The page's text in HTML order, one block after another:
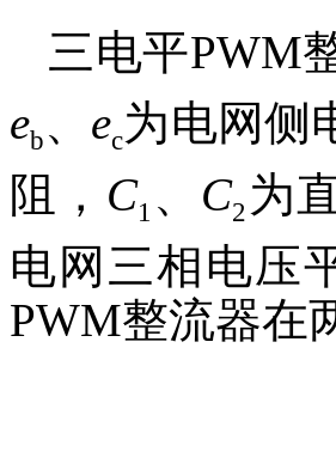
三电平PWM
eb、 ec为电网侧
阻， C1 、 C2 为
电网三相电压
PWM整流器在